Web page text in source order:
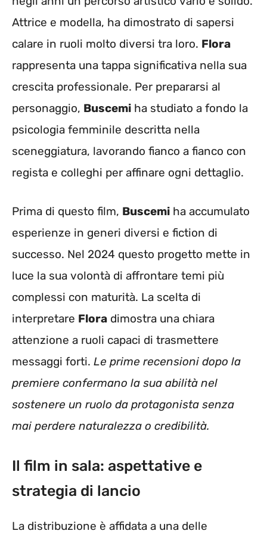
Attrice e modella, ha dimostrato di sapersi
calare in ruoli molto diversi tra loro. Flora
rappresenta una tappa significativa nella sua
crescita professionale. Per prepararsi al
personaggio, Buscemi ha studiato a fondo la
psicologia femminile descritta nella
sceneggiatura, lavorando fianco a fianco con
regista e colleghi per affinare ogni dettaglio.
Prima di questo film, Buscemi ha accumulato
esperienze in generi diversi e fiction di
successo. Nel 2024 questo progetto mette in
luce la sua volontà di affrontare temi più
complessi con maturità. La scelta di
interpretare Flora dimostra una chiara
attenzione a ruoli capaci di trasmettere
messaggi forti. Le prime recensioni dopo la
premiere confermano la sua abilità nel
sostenere un ruolo da protagonista senza
mai perdere naturalezza o credibilità.
Il film in sala: aspettative e
strategia di lancio
La distribuzione è affidata a una delle